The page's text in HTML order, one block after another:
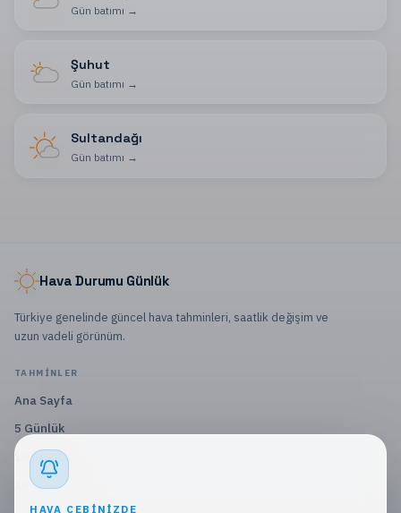
Gün batımı →
Şuhut
Gün batımı →
Sultandağı
Gün batımı →
Hava Durumu Günlük
Türkiye genelinde güncel hava tahminleri, saatlik değişim ve
uzun vadeli görünüm.
TAHMINLER
Ana Sayfa
5 Günlük
10 Günlük
15 Günlük
HAVA CEBINIZDE